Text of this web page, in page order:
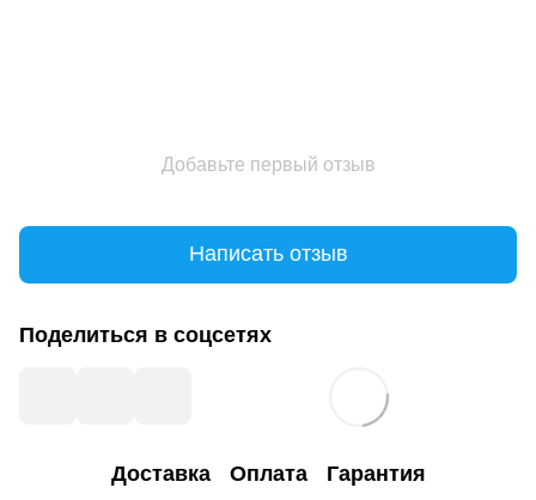
Добавьте первый отзыв
Написать отзыв
Поделиться в соцсетях
Доставка Оплата Гарантия